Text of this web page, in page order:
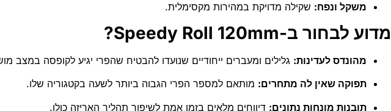
משקל ונפח: שקילה מדויקת במהירות מקסימלית.
מדוע לבחור ב-Speedy Roll 120mm?
מהונדס לעדינות: גלילים ומעברים ייחודיים שנועדו להבטיח שהפרי יגיע לקופסה במצב
תפוקה שאין לה מתחרים: מותאם למספר הפרי הגבוה ביותר לשעה בקטגוריה שלו.
תובנות מונחות נתונים: דיווחים מלאים בזמן אמת לשיפור תהליך האריזה כולו.